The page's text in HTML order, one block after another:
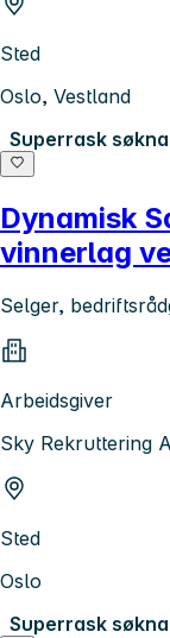
Sted
Oslo, Vestland
Superrask
Dynamisk
vinnerlag
Selger,
Arbeidsgiver
Sky Rekruttering
Sted
Oslo
Superrask